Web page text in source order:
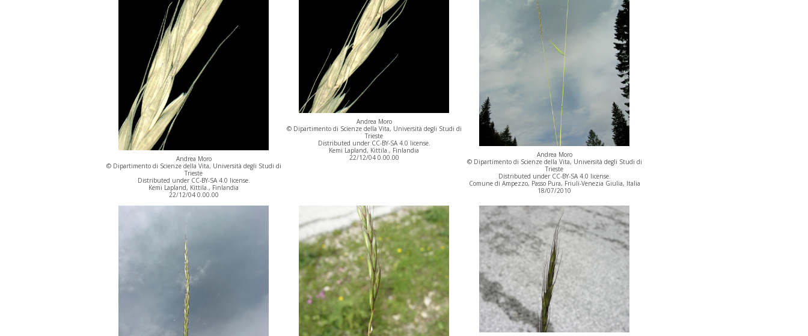
Andrea Moro
© Dipartimento di Scienze della Vita, Università degli Studi di
Trieste
Distributed under CC-BY-SA 4.0 license.
Kemi Lapland, Kittila., Finlandia
22/12/04 0.00.00
Andrea Moro
© Dipartimento di Scienze della Vita, Università degli Studi di
Trieste
Distributed under CC-BY-SA 4.0 license.
Kemi Lapland, Kittila., Finlandia
22/12/04 0.00.00
Andrea Moro
© Dipartimento di Scienze della Vita, Università degli Studi di
Trieste
Distributed under CC-BY-SA 4.0 license.
Comune di Ampezzo, Passo Pura, Friuli-Venezia Giulia, Italia
18/07/2010